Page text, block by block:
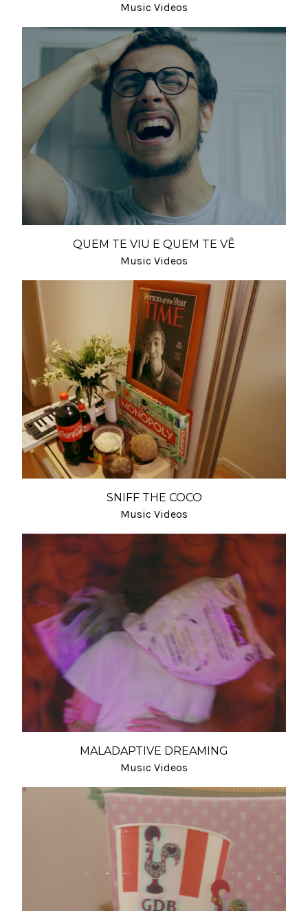
Music Videos
QUEM TE VIU E QUEM TE VÊ
Music Videos
SNIFF THE COCO
Music Videos
MALADAPTIVE DREAMING
Music Videos